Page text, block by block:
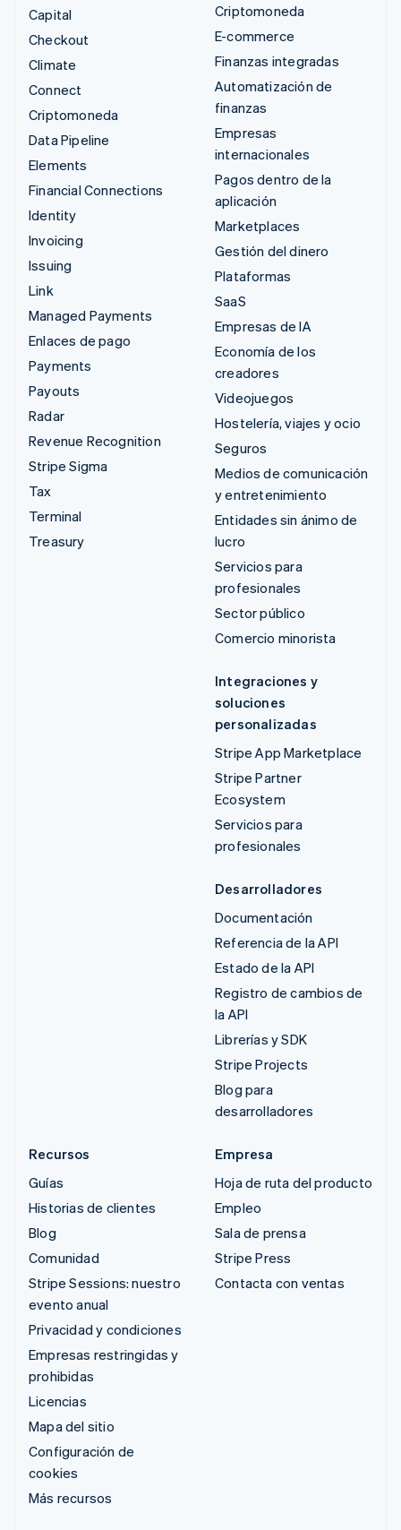
Capital
Checkout
Climate
Connect
Criptomoneda
Data Pipeline
Elements
Financial Connections
Identity
Invoicing
Issuing
Link
Managed Payments
Enlaces de pago
Payments
Payouts
Radar
Revenue Recognition
Stripe Sigma
Tax
Terminal
Treasury
Criptomoneda
E-commerce
Finanzas integradas
Automatización de
finanzas
Empresas
internacionales
Pagos dentro de la
aplicación
Marketplaces
Gestión del dinero
Plataformas
SaaS
Empresas de IA
Economía de los
creadores
Videojuegos
Hostelería, viajes y ocio
Seguros
Medios de comunicación
y entretenimiento
Entidades sin ánimo de
lucro
Servicios para
profesionales
Sector público
Comercio minorista
Integraciones y
soluciones
personalizadas
Stripe App Marketplace
Stripe Partner
Ecosystem
Servicios para
profesionales
Desarrolladores
Documentación
Referencia de la API
Estado de la API
Registro de cambios de
la API
Librerías y SDK
Stripe Projects
Blog para
desarrolladores
Recursos
Guías
Historias de clientes
Blog
Comunidad
Stripe Sessions: nuestro
evento anual
Privacidad y condiciones
Empresas restringidas y
prohibidas
Licencias
Mapa del sitio
Configuración de
cookies
Más recursos
Empresa
Hoja de ruta del producto
Empleo
Sala de prensa
Stripe Press
Contacta con ventas